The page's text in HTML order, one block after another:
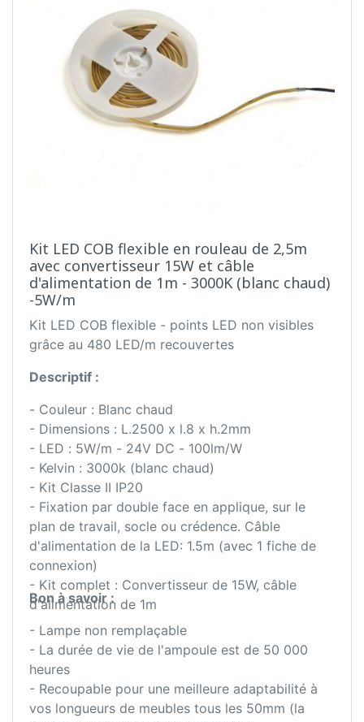
Kit LED COB flexible en rouleau de 2,5m
avec convertisseur 15W et câble
d'alimentation de 1m - 3000K (blanc chaud)
-5W/m
Kit LED COB flexible - points LED non visibles
grâce au 480 LED/m recouvertes
Descriptif :
- Couleur : Blanc chaud
- Dimensions : L.2500 x l.8 x h.2mm
- LED : 5W/m - 24V DC - 100lm/W
- Kelvin : 3000k (blanc chaud)
- Kit Classe II IP20
- Fixation par double face en applique, sur le
plan de travail, socle ou crédence. Câble
d'alimentation de la LED: 1.5m (avec 1 fiche de
connexion)
- Kit complet : Convertisseur de 15W, câble
d'alimentation de 1m
Bon à savoir :
- Lampe non remplaçable
- La durée de vie de l'ampoule est de 50 000
heures
- Recoupable pour une meilleure adaptabilité à
vos longueurs de meubles tous les 50mm (la